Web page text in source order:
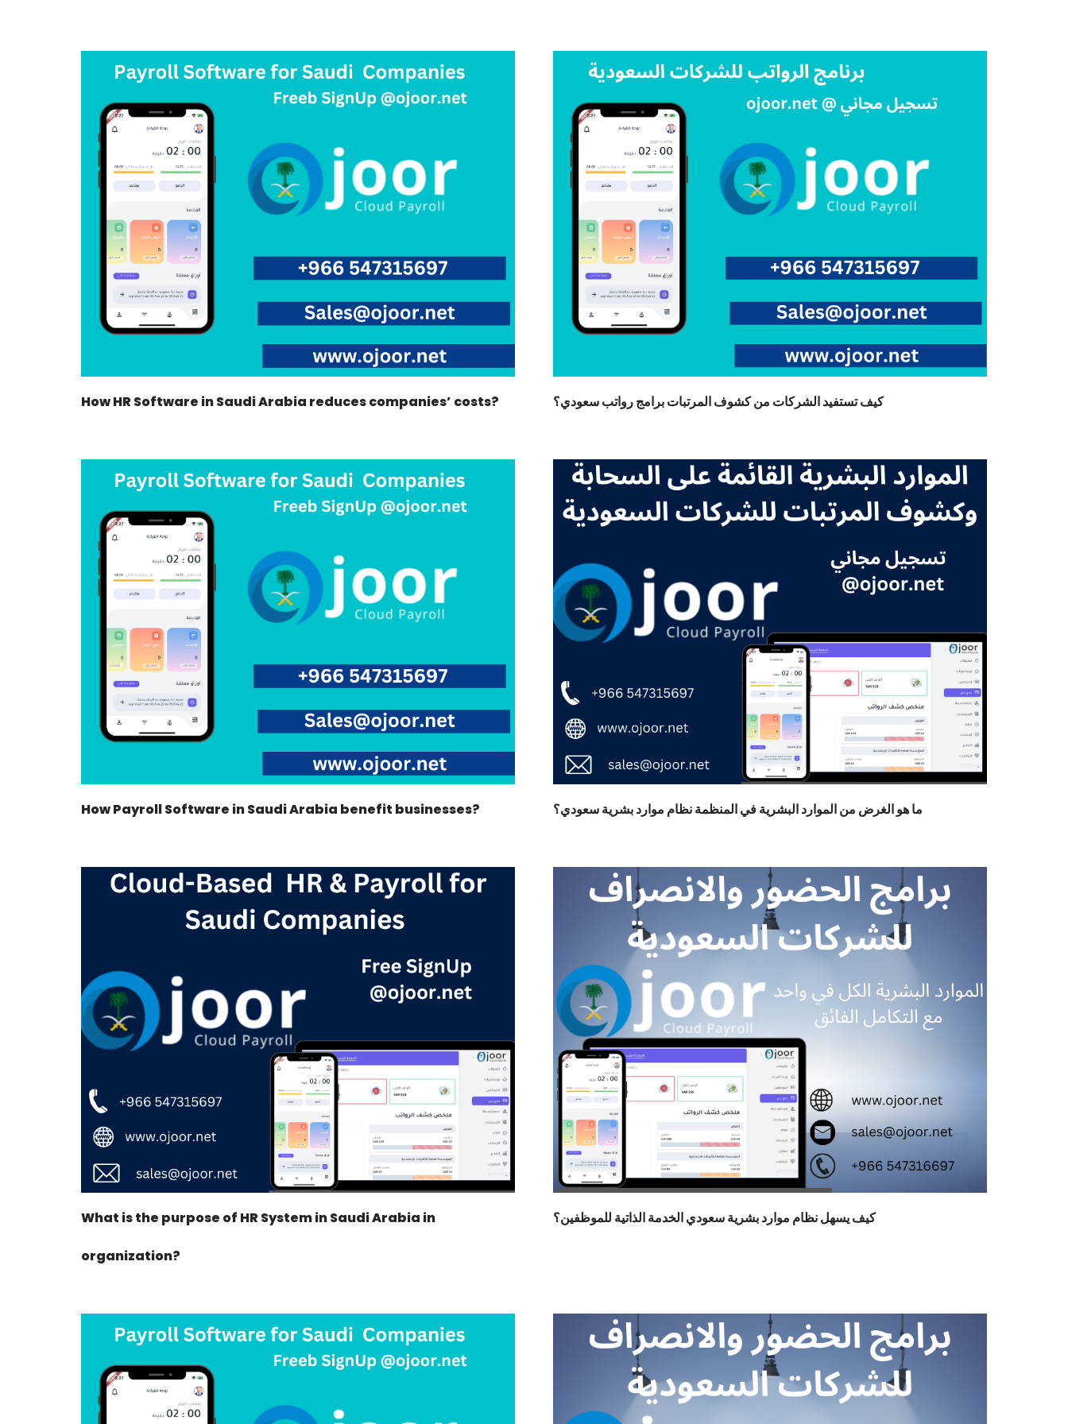
How HR Software in Saudi Arabia reduces companies’ costs? كيف تستفيد الشركات من كشوف المرتبات برامج رواتب سعودي؟
How Payroll Software in Saudi Arabia benefit businesses? ما هو الغرض من الموارد البشرية في المنظمة نظام موارد بشرية سعودي؟
What is the purpose of HR System in Saudi Arabia in
organization?
كيف يسهل نظام موارد بشرية سعودي الخدمة الذاتية للموظفين؟